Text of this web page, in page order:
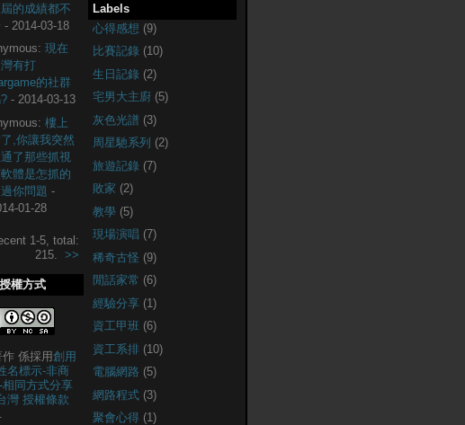
Labels
心得感想 (9)
比賽記錄 (10)
生日記錄 (2)
宅男大主廚 (5)
灰色光譜 (3)
周星馳系列 (2)
旅遊記錄 (7)
敗家 (2)
教學 (5)
現場演唱 (7)
稀奇古怪 (9)
閒話家常 (6)
經驗分享 (1)
資工甲班 (6)
資工系排 (10)
電腦網路 (5)
網路程式 (3)
聚會心得 (1)
的成績都不
- 2014-03-18
現在
有打
的社群
- 2014-03-13
樓上
,你讓我突然
了那些抓視
體是怎抓的
你問題 -
01-28
1-5, total:
215. >>
權方式
係採用創用
名標示-非商
相同方式分享
灣 授權條款